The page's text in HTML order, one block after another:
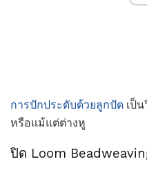
การปักประดับด้วยลูกปัด เป็
หรือแม้แต่ต่างหู
ปิด Loom